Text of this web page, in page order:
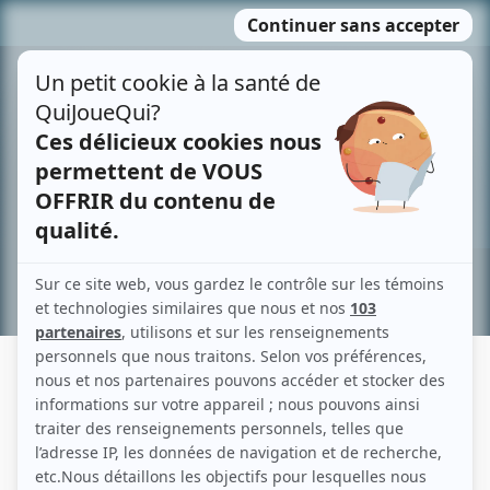
MENU
contenu
Recherche avancée »
SARAH VILLENEUVE-DESJARDINS
Liens
Fiche de Sarah Villeneuve-Desjardins sur Showbizz.net